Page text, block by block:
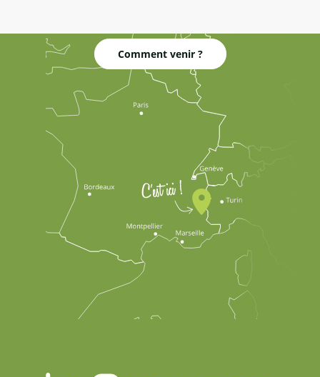
Comment venir ?